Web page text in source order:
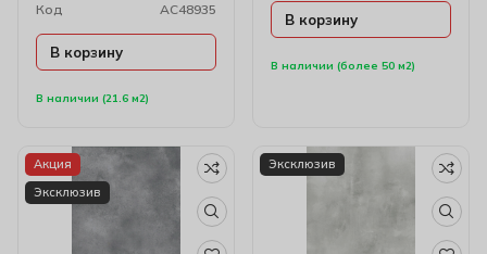
В наличии (21.6 м2)
Код
AC48935
В корзину
В наличии (более 50 м2)
В корзину
Акция
Эксклюзив
Эксклюзив